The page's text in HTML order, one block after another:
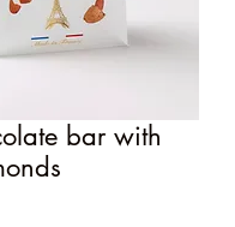
bar with